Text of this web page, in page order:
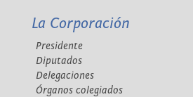
La Corporación
Presidente
Diputados
Delegaciones
Órganos colegiados